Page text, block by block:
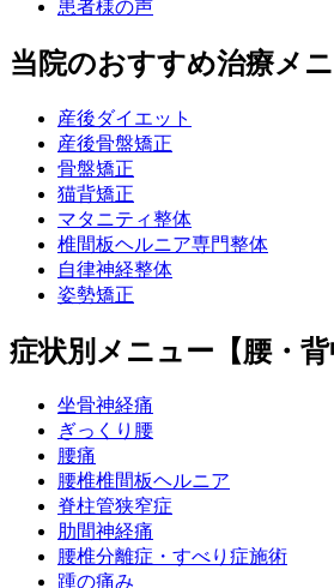
患者様の声
当院のおすすめ治療メ
産後ダイエット
産後骨盤矯正
骨盤矯正
猫背矯正
マタニティ整体
椎間板ヘルニア専門整体
自律神経整体
姿勢矯正
症状別メニュー【腰・背
坐骨神経痛
ぎっくり腰
腰痛
腰椎椎間板ヘルニア
脊柱管狭窄症
肋間神経痛
腰椎分離症・すべり症施術
踵の痛み